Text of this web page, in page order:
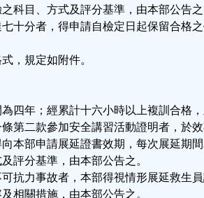
科目、方式及評分基準，由本部公告
十分者，得申請自檢定日起保留合格
，規定如附件。
四年；經累計十六小時以上複訓合格
第二款參加安全講習活動證明者，於
本部申請展延證書效期，每次展延期
評分基準，由本部公告之。
抗力事故者，本部得視情形展延救生
相關措施，由本部公告之。